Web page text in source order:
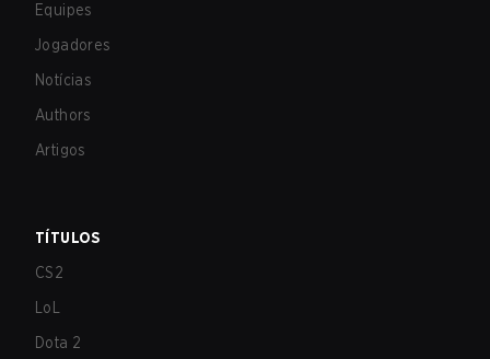
Equipes
Jogadores
Notícias
Authors
Artigos
TÍTULOS
CS2
LoL
Dota 2